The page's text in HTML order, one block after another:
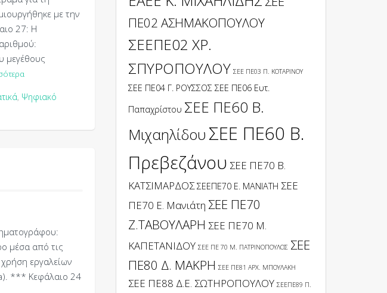
με την
27: Η
μεγέθους
, Ψηφιακό
μέσα από τις
εργαλείων
*** Κεφάλαιο 24
ΠΕ02 ΑΣΗΜΑΚΟΠΟΥΛΟΥ
ΣΕΕΠΕ02 ΧΡ.
ΣΠΥΡΟΠΟΥΛΟΥ ΣΕΕ ΠΕ03 Π. ΚΟΤΑΡΙΝΟΥ
ΣΕΕ ΠΕ04 Γ. ΡΟΥΣΣΟΣ ΣΕΕ ΠΕ06 Ευτ.
Παπαχρίστου ΣΕΕ ΠΕ60 Β.
Μιχαηλίδου ΣΕΕ ΠΕ60 Β.
Πρεβεζάνου ΣΕΕ ΠΕ70 Β.
ΚΑΤΣΙΜΑΡΔΟΣ ΣΕΕΠΕ70 Ε. ΜΑΝΙΑΤΗ ΣΕΕ
ΠΕ70 Ε. Μανιάτη ΣΕΕ ΠΕ70
Ζ.ΤΑΒΟΥΛΑΡΗ ΣΕΕ ΠΕ70 Μ.
ΚΑΠΕΤΑΝΙΔΟΥ ΣΕΕ ΠΕ 70 Μ. ΠΑΤΡΙΝΟΠΟΥΛΟΣ ΣΕΕ
ΠΕ80 Δ. ΜΑΚΡΗ ΣΕΕ ΠΕ81 ΑΡΧ. ΜΠΟΥΛΑΚΗ
ΣΕΕ ΠΕ88 Δ.Ε. ΣΩΤΗΡΟΠΟΥΛΟΥ ΣΕΕΠΕ89 Π.